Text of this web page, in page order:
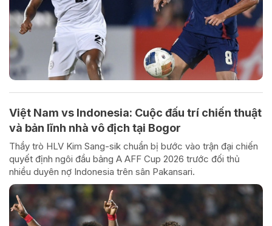
Việt Nam vs Indonesia: Cuộc đấu trí chiến thuật
và bản lĩnh nhà vô địch tại Bogor
Thầy trò HLV Kim Sang-sik chuẩn bị bước vào trận đại chiến
quyết định ngôi đầu bảng A AFF Cup 2026 trước đối thủ
nhiều duyên nợ Indonesia trên sân Pakansari.